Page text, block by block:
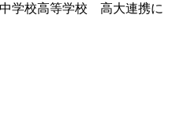
学校高等学校 高大連携に